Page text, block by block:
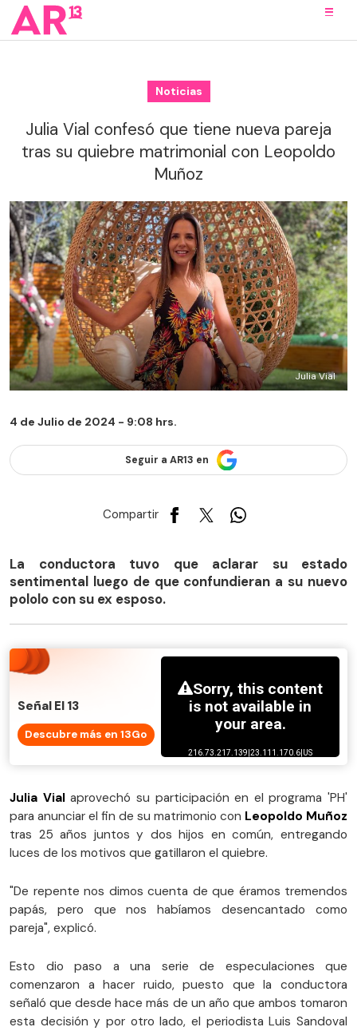
Noticias
Julia Vial confesó que tiene nueva pareja
tras su quiebre matrimonial con Leopoldo
Muñoz
Julia Vial
4 de Julio de 2024 - 9:08 hrs.
Seguir a AR13 en
Compartir
La conductora tuvo que aclarar su estado
sentimental luego de que confundieran a su nuevo
pololo con su ex esposo.
Señal El 13
Descubre más en 13Go
Julia Vialaprovechó su participación en el programa 'PH'
para anunciar el fin de su matrimonio con Leopoldo Muñoz
tras 25 años juntos y dos hijos en común, entregando
luces de los motivos que gatillaron el quiebre.
"De repente nos dimos cuenta de que éramos tremendos
papás, pero que nos habíamos desencantado como
pareja", explicó.
Esto dio paso a una serie de especulaciones que
comenzaron a hacer ruido, puesto que la conductora
señaló que desde hace más de un año que ambos tomaron
esta decisión y por otro lado, el periodista Luis Sandoval